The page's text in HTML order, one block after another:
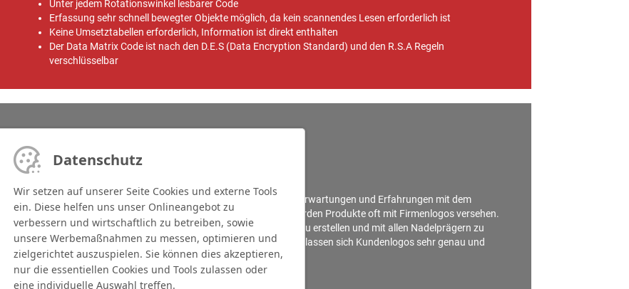
Unter jedem Rotationswinkel lesbarer Code
Erfassung sehr schnell bewegter Objekte möglich, da kein scannendes Lesen erforderlich ist
Keine Umsetztabellen erforderlich, Information ist direkt enthalten
Der Data Matrix Code ist nach den D.E.S (Data Encryption Standard) und den R.S.A Regeln
verschlüsselbar
Logo Markierung
Ein ansprechendes Logo bleibt in Erinnerung und verknüpft Erwartungen und Erfahrungen mit dem
Unternehmen. Auch in der metallverarbeitenden Industrie werden Produkte oft mit Firmenlogos versehen.
MARKATOR bietet die Möglichkeit, individuelle Kundenlogos zu erstellen und mit allen Nadelprägern zu
markieren. Mit Hilfe einer eigens entwickelten Logo-Software lassen sich Kundenlogos sehr genau und
passend erstellen.
Datenschutz
Wir setzen auf unserer Seite Cookies und externe Tools
ein. Diese helfen uns unser Onlineangebot zu
verbessern und wirtschaftlich zu betreiben, sowie
unsere Werbemaßnahmen zu messen, optimieren und
zielgerichtet auszuspielen. Sie können dies akzeptieren,
nur die essentiellen Cookies und Tools zulassen oder
eine individuelle Auswahl treffen.